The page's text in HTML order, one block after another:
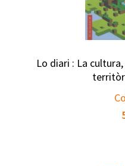
Lo diari : La